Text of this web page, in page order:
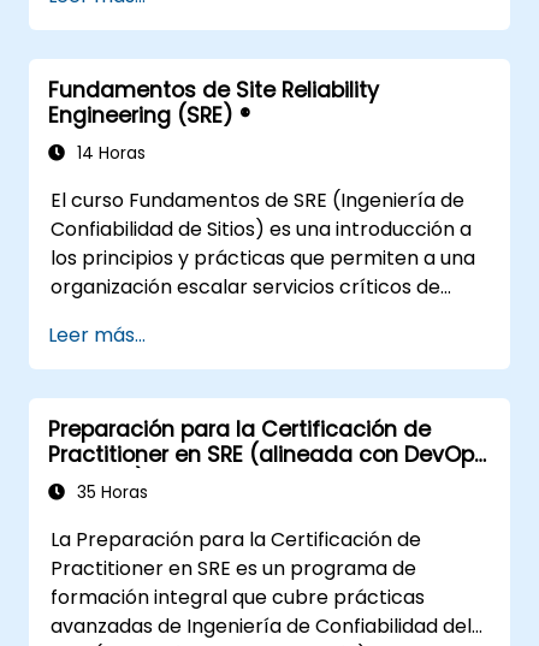
acelerar el valor y comparación de opciones
tecnológicas disponibles en la actualidad.
Adaptado para organizaciones
recientemente transformadas que buscan
mejorar sus habilidades y conciencia en
Fundamentos de Site Reliability
Engineering (SRE) ®
14 Horas
El curso Fundamentos de SRE (Ingeniería de
Confiabilidad de Sitios) es una introducción a
los principios y prácticas que permiten a una
organización escalar servicios críticos de
una dimensión de confiabilidad en el sitio
requiere un reacomodamiento
organizacional, un nuevo enfoque en la
ingeniería y la automatización, y la adopción
de varios paradigmas de trabajo nuevos.
Leer más...
Preparación para la Certificación de
Practitioner en SRE (alineada con DevOps
Institute)
35 Horas
La Preparación para la Certificación de
Practitioner en SRE es un programa de
formación integral que cubre prácticas
avanzadas de Ingeniería de Confiabilidad del